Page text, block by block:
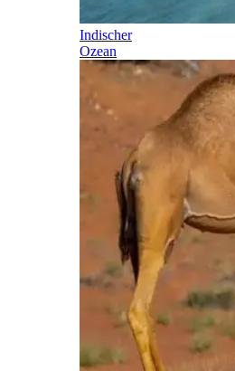
Indischer
Ozean